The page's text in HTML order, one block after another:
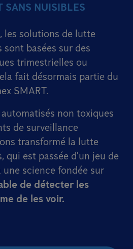
SANS NUISIBLES
les solutions de lutte
basées sur des
trimestrielles ou
fait désormais partie du
SMART.
automatisés non toxiques
de surveillance
transformé la lutte
qui est passée d'un jeu de
science fondée sur
de détecter les
de les voir.